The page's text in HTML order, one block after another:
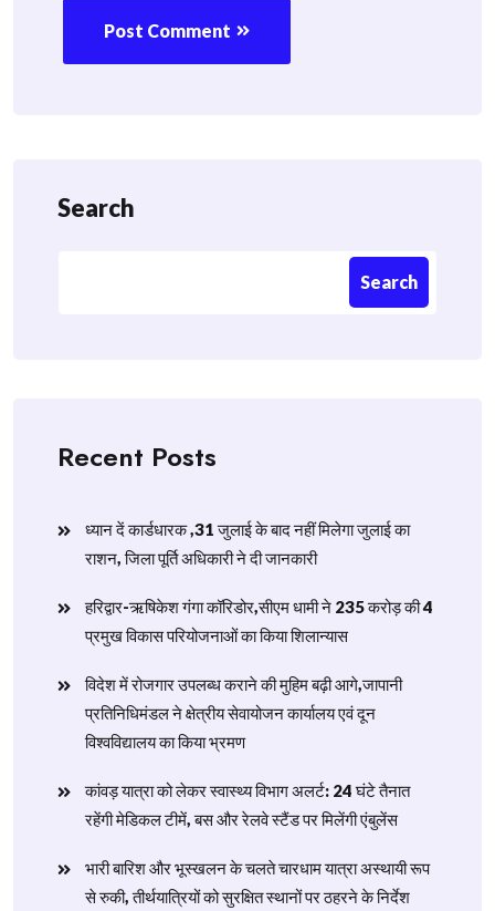
Post Comment
Search
Search
Recent Posts
ध्यान दें कार्डधारक ,31 जुलाई के बाद नहीं मिलेगा जुलाई का
राशन, जिला पूर्ति अधिकारी ने दी जानकारी
हरिद्वार-ऋषिकेश गंगा कॉरिडोर,सीएम धामी ने 235 करोड़ की 4
प्रमुख विकास परियोजनाओं का किया शिलान्यास
विदेश में रोजगार उपलब्ध कराने की मुहिम बढ़ी आगे,जापानी
प्रतिनिधिमंडल ने क्षेत्रीय सेवायोजन कार्यालय एवं दून
विश्वविद्यालय का किया भ्रमण
​कांवड़ यात्रा को लेकर स्वास्थ्य विभाग अलर्ट: 24 घंटे तैनात
रहेंगी मेडिकल टीमें, बस और रेलवे स्टैंड पर मिलेंगी एंबुलेंस
​भारी बारिश और भूस्खलन के चलते चारधाम यात्रा अस्थायी रूप
से रुकी, तीर्थयात्रियों को सुरक्षित स्थानों पर ठहरने के निर्देश